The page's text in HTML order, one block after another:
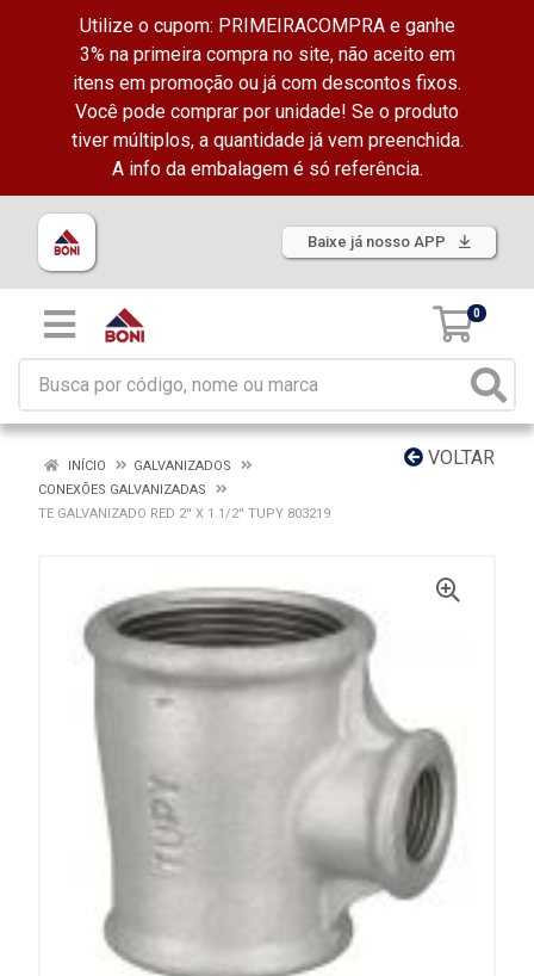
Utilize o cupom: PRIMEIRACOMPRA e ganhe
3% na primeira compra no site, não aceito em
itens em promoção ou já com descontos fixos.
Você pode comprar por unidade! Se o produto
tiver múltiplos, a quantidade já vem preenchida.
A info da embalagem é só referência.
Baixe já nosso APP
0
VOLTAR
INÍCIO
GALVANIZADOS
CONEXÕES GALVANIZADAS
TE GALVANIZADO RED 2'' X 1.1/2'' TUPY 803219